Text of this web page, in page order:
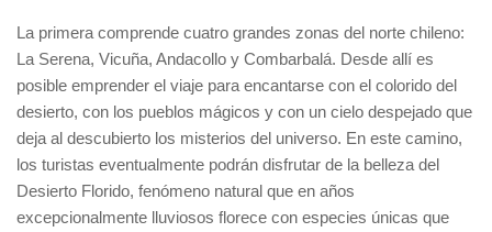
La primera comprende cuatro grandes zonas del norte chileno:
La Serena, Vicuña, Andacollo y Combarbalá. Desde allí es
posible emprender el viaje para encantarse con el colorido del
desierto, con los pueblos mágicos y con un cielo despejado que
deja al descubierto los misterios del universo. En este camino,
los turistas eventualmente podrán disfrutar de la belleza del
Desierto Florido, fenómeno natural que en años
excepcionalmente lluviosos florece con especies únicas que